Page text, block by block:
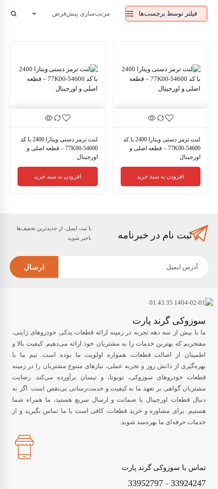
فیلتر توسط برچسب‌ها
لنت ترمز دستی ویتارا 2400 با کد
54600-77K00 – قطعه اصلی و
اورجینال
افزودن به سبد خرید
لنت ترمز دستی ویتارا 2400 با کد
54600-77K00 – قطعه اصلی و
اورجینال
افزودن به سبد خرید
ثبت نام در خبرنامه
با ثبت ایمیل، از جدید‌ترین تخفیف‌ها
با‌خبر شوید
سوزوکی گرند پارت
ما با بیش از سه دهه تجربه در زمینه ارائه قطعات یدکی خودروهای ژاپنی،
مفتخریم که بهترین خدمات را به مشتریان خود ارائه می‌دهیم. کیفیت بالا و
اطمینان از اصالت قطعات، همواره اولویت ما بوده است. تیم ما با
بهره‌گیری از دانش روز و تجربه عملی، نیازهای متنوع مشتریان را در زمینه
قطعات خودروهای سوزوکی، تویوتا، و نیسان برآورده می‌کند. رضایت
مشتریان گواهی بر تعهد ما به کیفیت و خدمت‌رسانی بی‌نقص است. اگر به
دنبال قطعات اورجینال با ضمانت و ارسال سریع هستید، ما همراه شما
هستیم. برای مشاوره و خرید قطعات، کافی است با ما تماس بگیرید و از
خدمات حرفه‌ای ما بهره‌مند شوید.
تماس با سوزوکی گرند پارت
33924247
-
33952797